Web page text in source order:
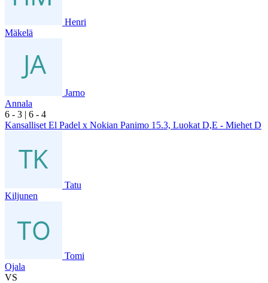
Henri
Mäkelä
Jarno
Annala
6 - 3 | 6 - 4
Kansalliset El Padel x Nokian Panimo 15.3, Luokat D,E - Miehet D
Tatu
Kiljunen
Tomi
Ojala
VS